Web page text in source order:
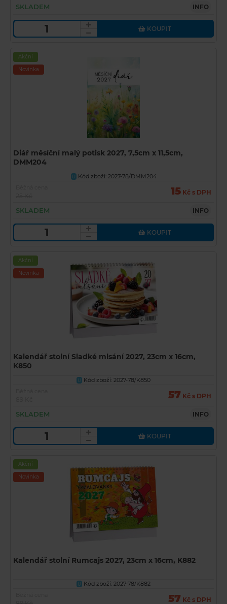
SKLADEM INFO
KOUPIT
Akční
Novinka
Diář měsíční malý potisk 2027, 7,5cm x 11,5cm,
DMM204
U Kód zboží: 2027-78/DMM204
15 Kč s DPH
SKLADEM INFO
KOUPIT
Akční
Novinka
Kalendář stolní Sladké mlsání 2027, 23cm x 16cm,
K850
U
Kód zboží: 2027-78/K850
57 Kč s DPH
SKLADEM INFO
KOUPIT
Akční
Novinka
Kalendář stolní Rumcajs 2027, 23cm x 16cm, K882
U
Kód zboží: 2027-78/K882
57 Kč s DPH